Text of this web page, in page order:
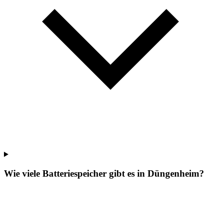
Wie viele Batteriespeicher gibt es in Düngenheim?